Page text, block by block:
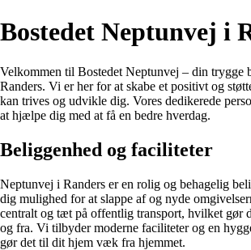
Bostedet Neptunvej i
Velkommen til Bostedet Neptunvej – din trygge
Randers. Vi er her for at skabe et positivt og
kan trives og udvikle dig. Vores dedikerede
at hjælpe dig med at få en bedre hverdag.
Beliggenhed og faciliteter
Neptunvej i Randers er en rolig og behagelig
dig mulighed for at slappe af og nyde
centralt og tæt på offentlig transport, hvilket gør
og fra. Vi tilbyder moderne faciliteter og en
gør det til dit hjem væk fra hjemmet.